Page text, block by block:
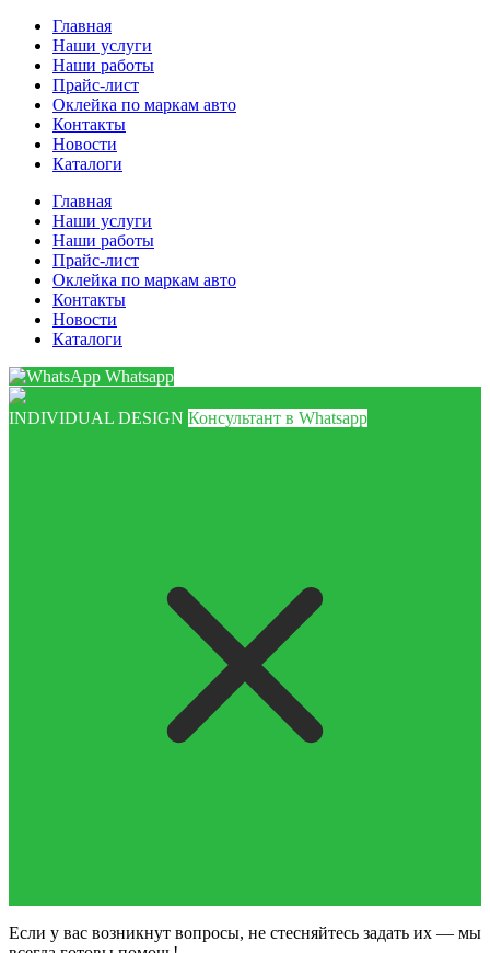
Главная
Наши услуги
Наши работы
Прайс-лист
Оклейка по маркам авто
Контакты
Новости
Каталоги
Главная
Наши услуги
Наши работы
Прайс-лист
Оклейка по маркам авто
Контакты
Новости
Каталоги
Whatsapp
INDIVIDUAL DESIGN Консультант в Whatsapp
Если у вас возникнут вопросы, не стесняйтесь задать их — мы